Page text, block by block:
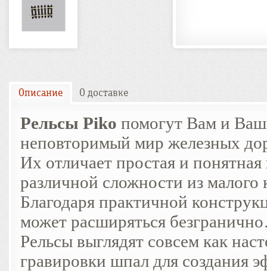
Описание О доставке
Рельсы Piko помогут Вам и
неповторимый мир железных
Их отличает простая и
различной сложности из малого
Благодаря практичной
может расширяться
Рельсы выглядят совсем как
гравировки шпал для создания